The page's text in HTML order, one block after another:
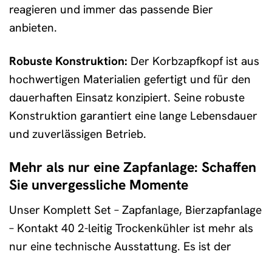
reagieren und immer das passende Bier
anbieten.
Robuste Konstruktion: Der Korbzapfkopf ist aus
hochwertigen Materialien gefertigt und für den
dauerhaften Einsatz konzipiert. Seine robuste
Konstruktion garantiert eine lange Lebensdauer
und zuverlässigen Betrieb.
Mehr als nur eine Zapfanlage: Schaffen
Sie unvergessliche Momente
Unser Komplett Set – Zapfanlage, Bierzapfanlage
– Kontakt 40 2-leitig Trockenkühler ist mehr als
nur eine technische Ausstattung. Es ist der